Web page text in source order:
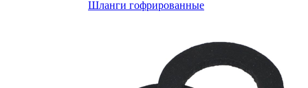
Шланги гофрированные